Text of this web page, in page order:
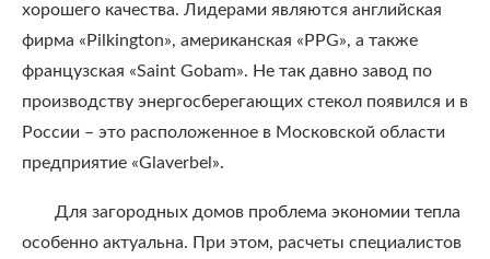
хорошего качества. Лидерами являются английская
фирма «Pilkington», американская «PPG», а также
французская «Saint Gobam». Не так давно завод по
производству энергосберегающих стекол появился и в
России – это расположенное в Московской области
предприятие «Glaverbel».
Для загородных домов проблема экономии тепла
особенно актуальна. При этом, расчеты специалистов